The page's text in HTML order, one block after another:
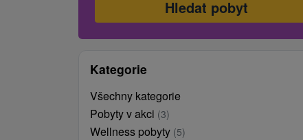
Kategorie
Všechny kategorie
Pobyty v akci (3)
Wellness pobyty (5)